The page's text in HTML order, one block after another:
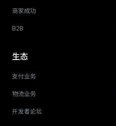
商家成功
B2B
生态
支付业务
物流业务
开发者论坛